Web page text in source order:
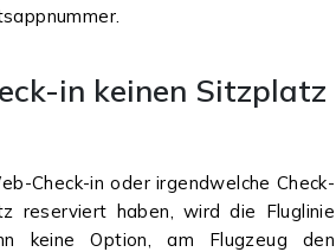
in keinen Sitzplatz
Check-in oder irgendwelche Check-
reserviert haben, wird die Fluglinie
keine Option, am Flugzeug den